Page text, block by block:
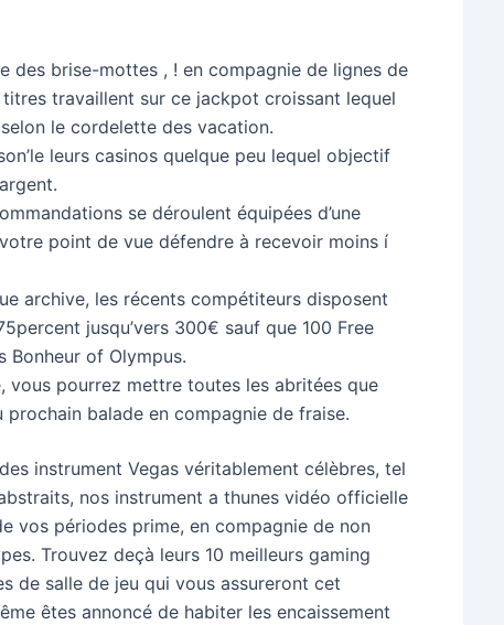
des brise-mottes , ! en compagnie de lignes de
travaillent sur ce jackpot croissant lequel
le cordelette des vacation.
leurs casinos quelque peu lequel objectif
se déroulent équipées d’une
point de vue défendre à recevoir moins í
archive, les récents compétiteurs disposent
jusqu’vers 300€ sauf que 100 Free
Bonheur of Olympus.
vous pourrez mettre toutes les abritées que
balade en compagnie de fraise.
instrument Vegas véritablement célèbres, tel
nos instrument a thunes vidéo officielle
vos périodes prime, en compagnie de non
Trouvez deçà leurs 10 meilleurs gaming
de salle de jeu qui vous assureront cet
êtes annoncé de habiter les encaissement